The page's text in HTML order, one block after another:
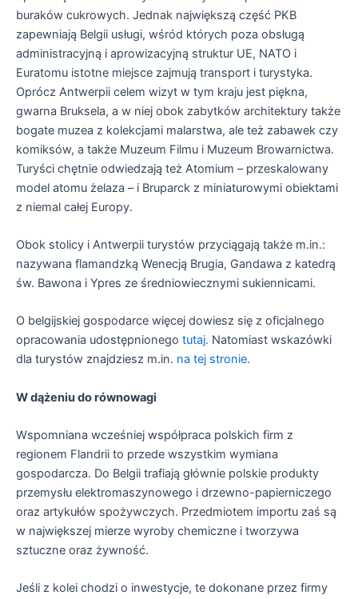
buraków cukrowych. Jednak największą część PKB
zapewniają Belgii usługi, wśród których poza obsługą
administracyjną i aprowizacyjną struktur UE, NATO i
Euratomu istotne miejsce zajmują transport i turystyka.
Oprócz Antwerpii celem wizyt w tym kraju jest piękna,
gwarna Bruksela, a w niej obok zabytków architektury także
bogate muzea z kolekcjami malarstwa, ale też zabawek czy
komiksów, a także Muzeum Filmu i Muzeum Browarnictwa.
Turyści chętnie odwiedzają też Atomium – przeskalowany
model atomu żelaza – i Bruparck z miniaturowymi obiektami
z niemal całej Europy.
Obok stolicy i Antwerpii turystów przyciągają także m.in.:
nazywana flamandzką Wenecją Brugia, Gandawa z katedrą
św. Bawona i Ypres ze średniowiecznymi sukiennicami.
O belgijskiej gospodarce więcej dowiesz się z oficjalnego
opracowania udostępnionego tutaj. Natomiast wskazówki
dla turystów znajdziesz m.in. na tej stronie.
W dążeniu do równowagi
Wspomniana wcześniej współpraca polskich firm z
regionem Flandrii to przede wszystkim wymiana
gospodarcza. Do Belgii trafiają głównie polskie produkty
przemysłu elektromaszynowego i drzewno-papierniczego
oraz artykułów spożywczych. Przedmiotem importu zaś są
w największej mierze wyroby chemiczne i tworzywa
sztuczne oraz żywność.
Jeśli z kolei chodzi o inwestycje, te dokonane przez firmy